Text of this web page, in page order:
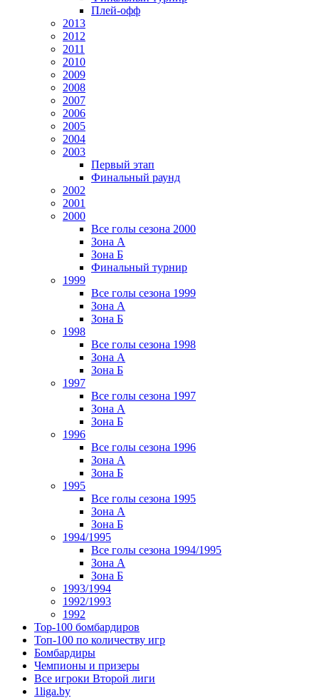
Плей-офф
2013
2012
2011
2010
2009
2008
2007
2006
2005
2004
2003
Первый этап
Финальный раунд
2002
2001
2000
Все голы сезона 2000
Зона А
Зона Б
Финальный турнир
1999
Все голы сезона 1999
Зона А
Зона Б
1998
Все голы сезона 1998
Зона А
Зона Б
1997
Все голы сезона 1997
Зона А
Зона Б
1996
Все голы сезона 1996
Зона А
Зона Б
1995
Все голы сезона 1995
Зона А
Зона Б
1994/1995
Все голы сезона 1994/1995
Зона А
Зона Б
1993/1994
1992/1993
1992
Top-100 бомбардиров
Топ-100 по количеству игр
Бомбардиры
Чемпионы и призеры
Все игроки Второй лиги
1liga.by